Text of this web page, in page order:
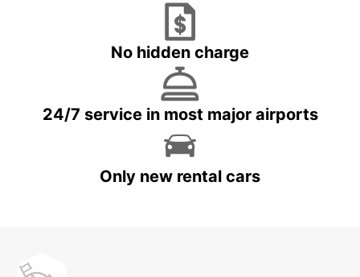
No hidden charge
24/7 service in most major airports
Only new rental cars